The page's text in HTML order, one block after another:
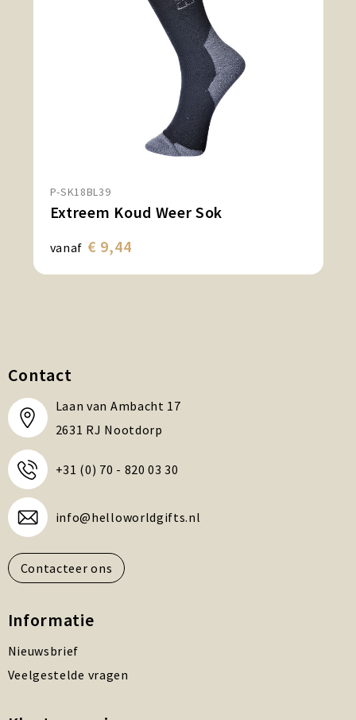
P-SK18BL39
Extreem Koud Weer Sok
vanaf € 9,44
Contact
Laan van Ambacht 17
2631 RJ Nootdorp
+31 (0) 70 - 820 03 30
info@helloworldgifts.nl
Contacteer ons
Informatie
Nieuwsbrief
Veelgestelde vragen